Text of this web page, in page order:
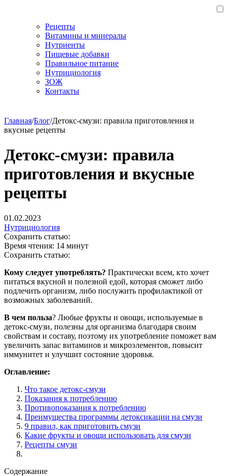
Рецепты
Витамины и минералы
Нутриенты
Пищевые добавки
Правильное питание
Нутрициология
ЗОЖ
Контакты
Главная/Блог/Детокс-смузи: правила приготовления и
вкусные рецепты
Детокс-смузи: правила
приготовления и вкусные
рецепты
01.02.2023
Нутрициология
Сохранить статью:
Время чтения: 14 минут
Сохранить статью:
Кому следует употреблять? Практически всем, кто хочет
питаться вкусной и полезной едой, которая сможет либо
подлечить организм, либо послужить профилактикой от
возможных заболеваний.
В чем польза? Любые фрукты и овощи, используемые в
детокс-смузи, полезны для организма благодаря своим
свойствам и составу, поэтому их употребление поможет вам
увеличить запас витаминов и микроэлементов, повысит
иммунитет и улучшит состояние здоровья.
Оглавление:
Что такое детокс-смузи
Показания к потреблению
Противопоказания к потреблению
Преимущества программы детоксикации на смузи
9 правил, как приготовить смузи
Какие фрукты и овощи использовать для смузи
Рецепты смузи
Содержание